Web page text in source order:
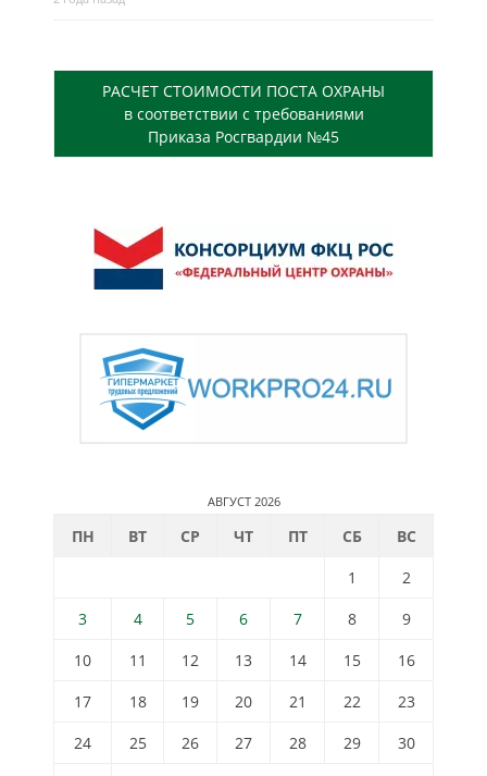
РАСЧЕТ СТОИМОСТИ ПОСТА ОХРАНЫ
в соответствии с требованиями
Приказа Росгвардии №45
АВГУСТ 2026
ПН ВТ СР ЧТ ПТ СБ
ВС
1
2
3
4 5 6 7 8
9
10
11 12 13 14 15
16
17
18 19 20 21 22
23
24
25 26 27 28 29
30